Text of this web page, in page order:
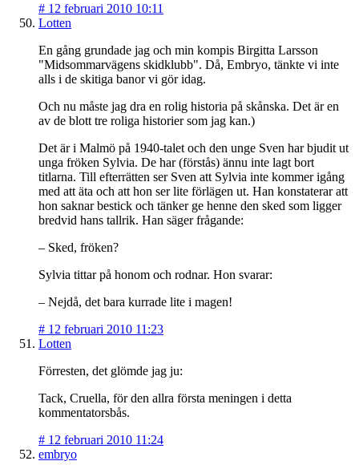
# 12 februari 2010 10:11
Lotten
En gång grundade jag och min kompis Birgitta Larsson
"Midsommarvägens skidklubb". Då, Embryo, tänkte vi inte
alls i de skitiga banor vi gör idag.
Och nu måste jag dra en rolig historia på skånska. Det är en
av de blott tre roliga historier som jag kan.)
Det är i Malmö på 1940-talet och den unge Sven har bjudit ut
unga fröken Sylvia. De har (förstås) ännu inte lagt bort
titlarna. Till efterrätten ser Sven att Sylvia inte kommer igång
med att äta och att hon ser lite förlägen ut. Han konstaterar att
hon saknar bestick och tänker ge henne den sked som ligger
bredvid hans tallrik. Han säger frågande:
– Sked, fröken?
Sylvia tittar på honom och rodnar. Hon svarar:
– Nejdå, det bara kurrade lite i magen!
# 12 februari 2010 11:23
Lotten
Förresten, det glömde jag ju:
Tack, Cruella, för den allra första meningen i detta
kommentatorsbås.
# 12 februari 2010 11:24
embryo